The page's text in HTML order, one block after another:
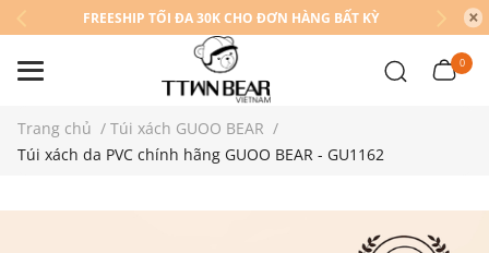
FREESHIP TỐI ĐA 30K CHO ĐƠN HÀNG BẤT KỲ
0
Trang chủ / Túi xách GUOO BEAR /
Túi xách da PVC chính hãng GUOO BEAR - GU1162